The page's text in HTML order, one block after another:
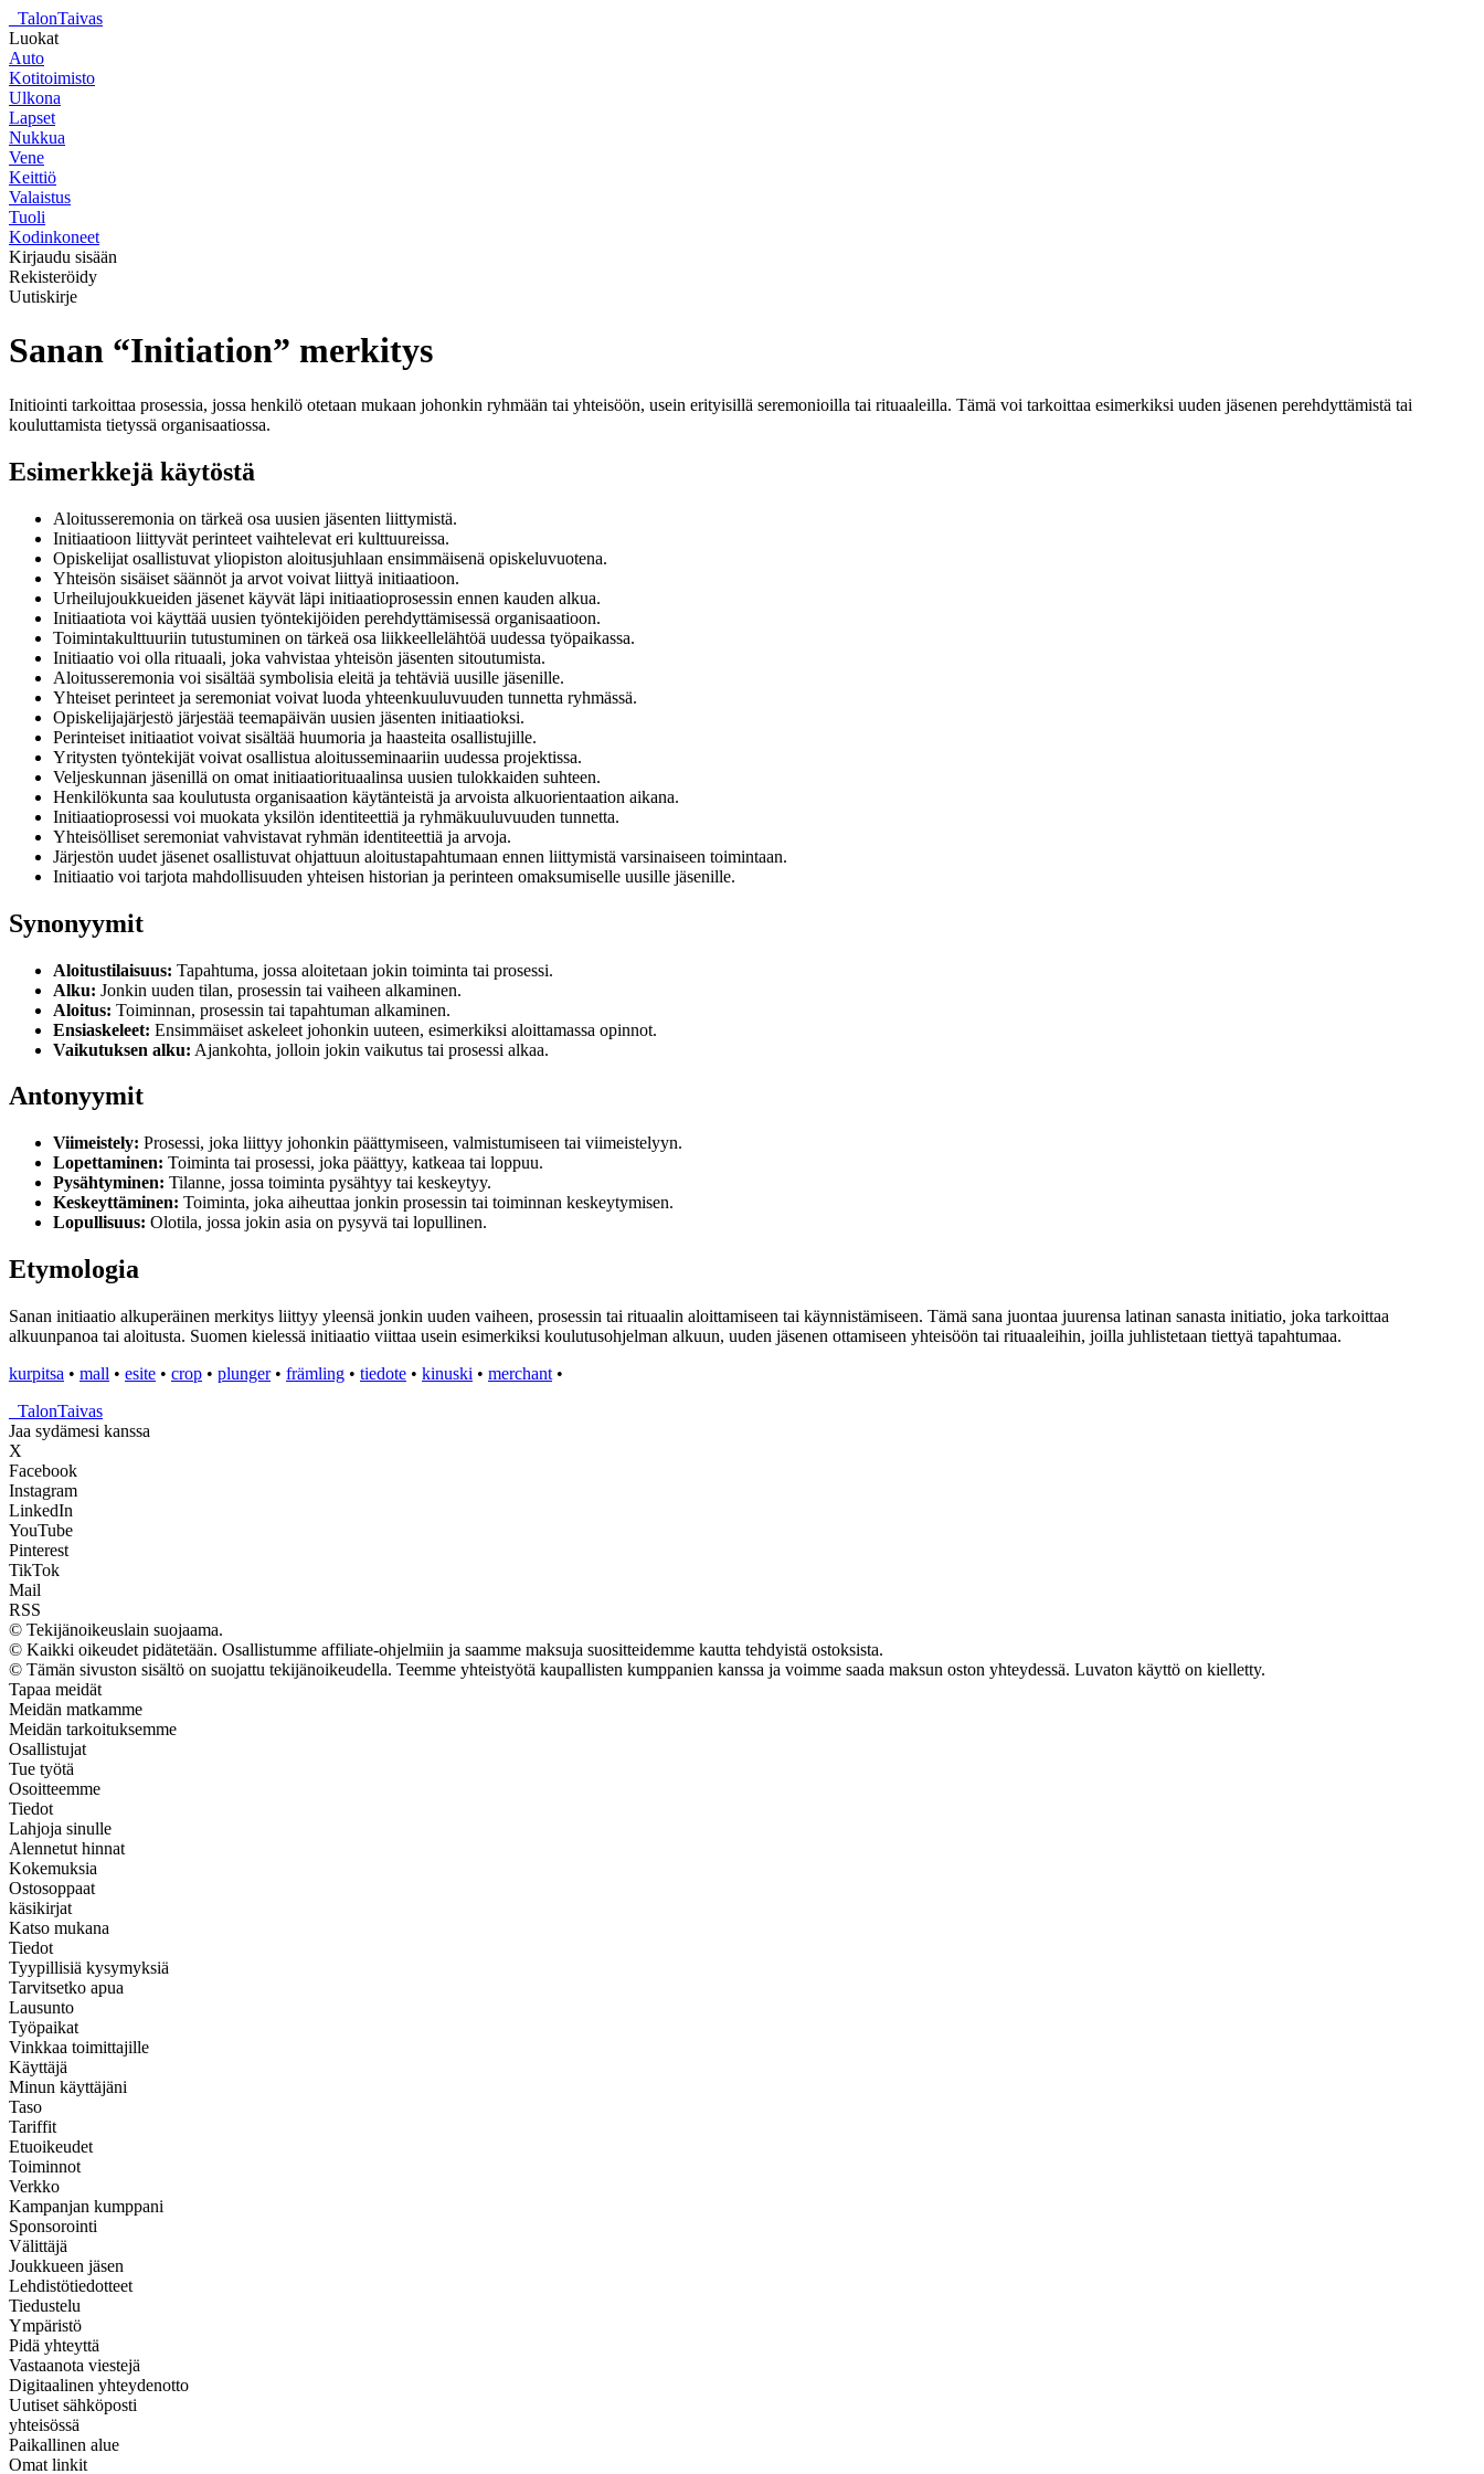
TalonTaivas
Luokat
Auto
Kotitoimisto
Ulkona
Lapset
Nukkua
Vene
Keittiö
Valaistus
Tuoli
Kodinkoneet
Kirjaudu sisään
Rekisteröidy
Uutiskirje
Sanan “Initiation” merkitys
Initiointi tarkoittaa prosessia, jossa henkilö otetaan mukaan johonkin ryhmään tai yhteisöön, usein erityisillä seremonioilla tai rituaaleilla. Tämä voi tarkoittaa esimerkiksi uuden jäsenen perehdyttämistä tai
kouluttamista tietyssä organisaatiossa.
Esimerkkejä käytöstä
Aloitusseremonia on tärkeä osa uusien jäsenten liittymistä.
Initiaatioon liittyvät perinteet vaihtelevat eri kulttuureissa.
Opiskelijat osallistuvat yliopiston aloitusjuhlaan ensimmäisenä opiskeluvuotena.
Yhteisön sisäiset säännöt ja arvot voivat liittyä initiaatioon.
Urheilujoukkueiden jäsenet käyvät läpi initiaatioprosessin ennen kauden alkua.
Initiaatiota voi käyttää uusien työntekijöiden perehdyttämisessä organisaatioon.
Toimintakulttuuriin tutustuminen on tärkeä osa liikkeellelähtöä uudessa työpaikassa.
Initiaatio voi olla rituaali, joka vahvistaa yhteisön jäsenten sitoutumista.
Aloitusseremonia voi sisältää symbolisia eleitä ja tehtäviä uusille jäsenille.
Yhteiset perinteet ja seremoniat voivat luoda yhteenkuuluvuuden tunnetta ryhmässä.
Opiskelijajärjestö järjestää teemapäivän uusien jäsenten initiaatioksi.
Perinteiset initiaatiot voivat sisältää huumoria ja haasteita osallistujille.
Yritysten työntekijät voivat osallistua aloitusseminaariin uudessa projektissa.
Veljeskunnan jäsenillä on omat initiaatiorituaalinsa uusien tulokkaiden suhteen.
Henkilökunta saa koulutusta organisaation käytänteistä ja arvoista alkuorientaation aikana.
Initiaatioprosessi voi muokata yksilön identiteettiä ja ryhmäkuuluvuuden tunnetta.
Yhteisölliset seremoniat vahvistavat ryhmän identiteettiä ja arvoja.
Järjestön uudet jäsenet osallistuvat ohjattuun aloitustapahtumaan ennen liittymistä varsinaiseen toimintaan.
Initiaatio voi tarjota mahdollisuuden yhteisen historian ja perinteen omaksumiselle uusille jäsenille.
Synonyymit
Aloitustilaisuus: Tapahtuma, jossa aloitetaan jokin toiminta tai prosessi.
Alku: Jonkin uuden tilan, prosessin tai vaiheen alkaminen.
Aloitus: Toiminnan, prosessin tai tapahtuman alkaminen.
Ensiaskeleet: Ensimmäiset askeleet johonkin uuteen, esimerkiksi aloittamassa opinnot.
Vaikutuksen alku: Ajankohta, jolloin jokin vaikutus tai prosessi alkaa.
Antonyymit
Viimeistely: Prosessi, joka liittyy johonkin päättymiseen, valmistumiseen tai viimeistelyyn.
Lopettaminen: Toiminta tai prosessi, joka päättyy, katkeaa tai loppuu.
Pysähtyminen: Tilanne, jossa toiminta pysähtyy tai keskeytyy.
Keskeyttäminen: Toiminta, joka aiheuttaa jonkin prosessin tai toiminnan keskeytymisen.
Lopullisuus: Olotila, jossa jokin asia on pysyvä tai lopullinen.
Etymologia
Sanan initiaatio alkuperäinen merkitys liittyy yleensä jonkin uuden vaiheen, prosessin tai rituaalin aloittamiseen tai käynnistämiseen. Tämä sana juontaa juurensa latinan sanasta initiatio, joka tarkoittaa
alkuunpanoa tai aloitusta. Suomen kielessä initiaatio viittaa usein esimerkiksi koulutusohjelman alkuun, uuden jäsenen ottamiseen yhteisöön tai rituaaleihin, joilla juhlistetaan tiettyä tapahtumaa.
kurpitsa • mall • esite • crop • plunger• främling • tiedote • kinuski • merchant •
TalonTaivas
Jaa sydämesi kanssa
X
Facebook
Instagram
LinkedIn
YouTube
Pinterest
TikTok
Mail
RSS
© Tekijänoikeuslain suojaama.
© Kaikki oikeudet pidätetään. Osallistumme affiliate-ohjelmiin ja saamme maksuja suositteidemme kautta tehdyistä ostoksista.
© Tämän sivuston sisältö on suojattu tekijänoikeudella. Teemme yhteistyötä kaupallisten kumppanien kanssa ja voimme saada maksun oston yhteydessä. Luvaton käyttö on kielletty.
Tapaa meidät
Meidän matkamme
Meidän tarkoituksemme
Osallistujat
Tue työtä
Osoitteemme
Tiedot
Lahjoja sinulle
Alennetut hinnat
Kokemuksia
Ostosoppaat
käsikirjat
Katso mukana
Tiedot
Tyypillisiä kysymyksiä
Tarvitsetko apua
Lausunto
Työpaikat
Vinkkaa toimittajille
Käyttäjä
Minun käyttäjäni
Taso
Tariffit
Etuoikeudet
Toiminnot
Verkko
Kampanjan kumppani
Sponsorointi
Välittäjä
Joukkueen jäsen
Lehdistötiedotteet
Tiedustelu
Ympäristö
Pidä yhteyttä
Vastaanota viestejä
Digitaalinen yhteydenotto
Uutiset sähköposti
yhteisössä
Paikallinen alue
Omat linkit